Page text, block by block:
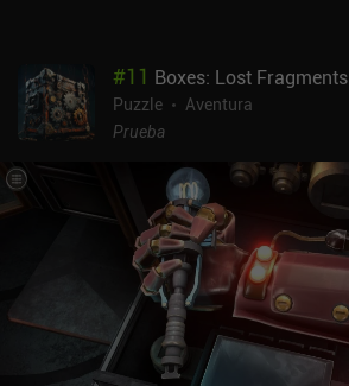
#11 Boxes: Lost Fragments
Puzzle
Aventura
Prueba